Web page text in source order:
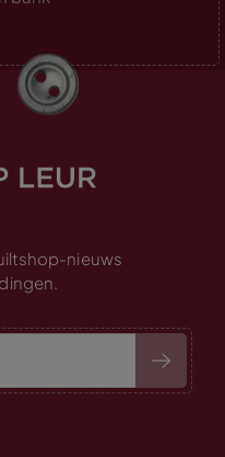
nieuws